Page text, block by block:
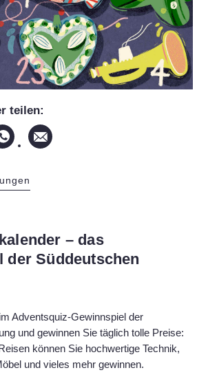
teilen:
– das
der Süddeutschen
Adventsquiz-Gewinnspiel der
und gewinnen Sie täglich tolle Preise:
können Sie hochwertige Technik,
und vieles mehr gewinnen.